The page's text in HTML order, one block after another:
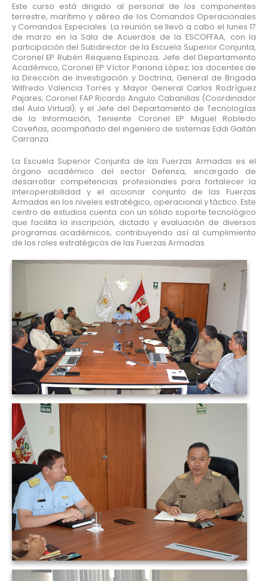
Este curso está dirigido al personal de los componentes
terrestre, marítimo y aéreo de los Comandos Operacionales
y Comandos Especiales. La reunión se llevó a cabo el lunes 17
de marzo en la Sala de Acuerdos de la ESCOFFAA, con la
participación del Subdirector de la Escuela Superior Conjunta,
Coronel EP Rubén Requena Espinoza; Jefe del Departamento
Académico, Coronel EP Víctor Pariona López; los docentes de
la Dirección de Investigación y Doctrina, General de Brigada
Wilfredo Valencia Torres y Mayor General Carlos Rodríguez
Pajares; Coronel FAP Ricardo Angulo Cabanillas (Coordinador
del Aula Virtual); y el Jefe del Departamento de Tecnologías
de la Información, Teniente Coronel EP Miguel Robledo
Coveñas, acompañado del ingeniero de sistemas Eddi Gaitán
Carranza.
La Escuela Superior Conjunta de las Fuerzas Armadas es el
órgano académico del sector Defensa, encargado de
desarrollar competencias profesionales para fortalecer la
interoperabilidad y el accionar conjunto de las Fuerzas
Armadas en los niveles estratégico, operacional y táctico. Este
centro de estudios cuenta con un sólido soporte tecnológico
que facilita la inscripción, dictado y evaluación de diversos
programas académicos, contribuyendo así al cumplimiento
de los roles estratégicos de las Fuerzas Armadas.